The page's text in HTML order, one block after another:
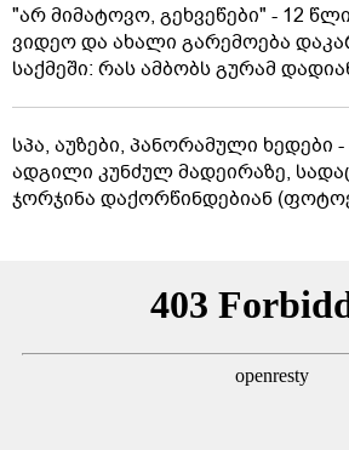
"არ მიმატოვო, გეხვეწები" - 12
ვიდეო და ახალი გარემოება
საქმეში: რას ამბობს გურამ
სპა, აუზები, პანორამული ხედები
ადგილი კუნძულ მადეირაზე,
ჯორჯინა დაქორწინდებიან